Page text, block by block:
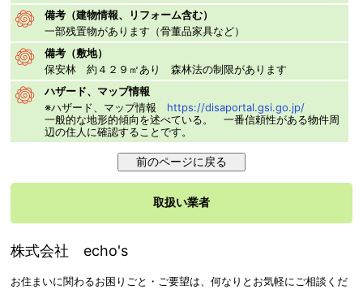
備考（建物情報、リフォーム含む）
一部残置物があります（骨董品家具など）
備考（敷地）
保安林 約４２９㎡あり 森林法の制限があります
ハザード、マップ情報
※ハザード、マップ情報 https://disaportal.gsi.go.jp/
一般的な地形的傾向を述べている。 一番信頼性がある物件周
辺の住人に確認することです。
取扱い業者
株式会社 echo's
お住まいに関わるお困りごと・ご要望は、何なりとお気軽にご相談くだ